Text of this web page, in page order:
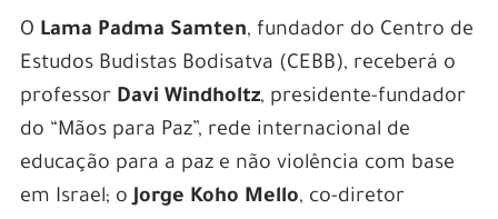
O Lama Padma Samten, fundador do Centro de
Estudos Budistas Bodisatva (CEBB), receberá o
professor Davi Windholtz, presidente-fundador
do “Mãos para Paz”, rede internacional de
educação para a paz e não violência com base
em Israel; oJorge Koho Mello, co-diretor